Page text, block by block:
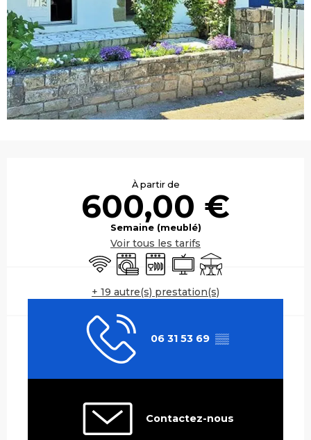
À partir de
600,00 €
Semaine (meublé)
Voir tous les tarifs
WiFi Lave lingeLave vaisselle
Télévision
Terrasse
+ 19 autre(s) prestation(s)
06 31 53 69 ▒▒
Contactez-nous